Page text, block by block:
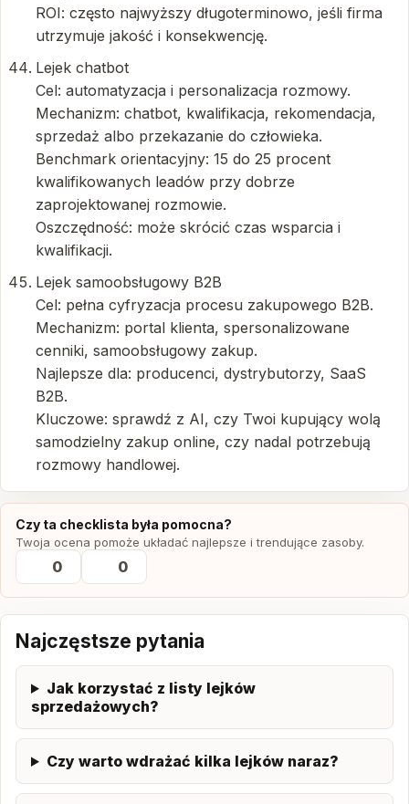
ROI: często najwyższy długoterminowo, jeśli firma
utrzymuje jakość i konsekwencję.
Lejek chatbot
Cel: automatyzacja i personalizacja rozmowy.
Mechanizm: chatbot, kwalifikacja, rekomendacja,
sprzedaż albo przekazanie do człowieka.
Benchmark orientacyjny: 15 do 25 procent
kwalifikowanych leadów przy dobrze
zaprojektowanej rozmowie.
Oszczędność: może skrócić czas wsparcia i
kwalifikacji.
Lejek samoobsługowy B2B
Cel: pełna cyfryzacja procesu zakupowego B2B.
Mechanizm: portal klienta, spersonalizowane
cenniki, samoobsługowy zakup.
Najlepsze dla: producenci, dystrybutorzy, SaaS
B2B.
Kluczowe: sprawdź z AI, czy Twoi kupujący wolą
samodzielny zakup online, czy nadal potrzebują
rozmowy handlowej.
Czy ta checklista była pomocna?
Twoja ocena pomoże układać najlepsze i trendujące zasoby.
0 0
Najczęstsze pytania
Jak korzystać z listy lejków
sprzedażowych?
Czy warto wdrażać kilka lejków naraz?